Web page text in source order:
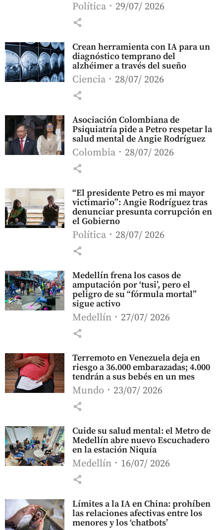
Política 29/07/ 2026
share
Crean herramienta con IA para un
diagnóstico temprano del
alzhéimer a través del sueño
Ciencia 28/07/ 2026
share
Asociación Colombiana de
Psiquiatría pide a Petro respetar la
salud mental de Angie Rodríguez
Colombia 28/07/ 2026
share
“El presidente Petro es mi mayor
victimario”: Angie Rodríguez tras
denunciar presunta corrupción en
el Gobierno
Política 28/07/ 2026
share
Medellín frena los casos de
amputación por ‘tusi’, pero el
peligro de su “fórmula mortal”
sigue activo
Medellín 27/07/ 2026
share
Terremoto en Venezuela deja en
riesgo a 36.000 embarazadas; 4.000
tendrán a sus bebés en un mes
Mundo 23/07/ 2026
share
Cuide su salud mental: el Metro de
Medellín abre nuevo Escuchadero
en la estación Niquía
Medellín 16/07/ 2026
share
Límites a la IA en China: prohíben
las relaciones afectivas entre los
menores y los ‘chatbots’